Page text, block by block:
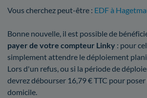
Vous cherchez peut-être : EDF à
Bonne nouvelle, il est possible de
payer de votre compteur Linky : pour
simplement attendre le déploiement
Lors d'un refus, ou si la période de
devrez débourser 16,79 € TTC pour
domicile.